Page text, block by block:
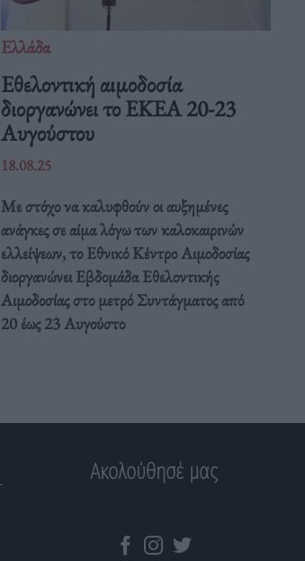
Ελλάδα
Eθελοντική αιμοδοσία
διοργανώνει το ΕΚΕΑ 20-23
Αυγούστου
18.08.25
Με στόχο να καλυφθούν οι αυξημένες
ανάγκες σε αίμα λόγω των καλοκαιρινών
ελλείψεων, το Εθνικό Κέντρο Αιμοδοσίας
διοργανώνει Εβδομάδα Εθελοντικής
Αιμοδοσίας στο μετρό Συντάγματος από
20 έως 23 Αυγούστο
Ακολούθησέ μας